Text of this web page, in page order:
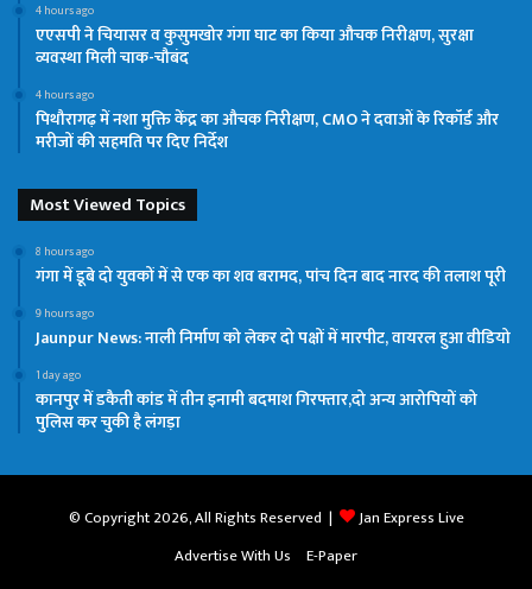
4 hours ago
एएसपी ने चियासर व कुसुमखोर गंगा घाट का किया औचक निरीक्षण, सुरक्षा
व्यवस्था मिली चाक-चौबंद
4 hours ago
पिथौरागढ़ में नशा मुक्ति केंद्र का औचक निरीक्षण, CMO ने दवाओं के रिकॉर्ड और
मरीजों की सहमति पर दिए निर्देश
Most Viewed Topics
8 hours ago
गंगा में डूबे दो युवकों में से एक का शव बरामद, पांच दिन बाद नारद की तलाश पूरी
9 hours ago
Jaunpur News: नाली निर्माण को लेकर दो पक्षों में मारपीट, वायरल हुआ वीडियो
1 day ago
कानपुर में डकैती कांड में तीन इनामी बदमाश गिरफ्तार,दो अन्य आरोपियों को
पुलिस कर चुकी है लंगड़ा
© Copyright 2026, All Rights Reserved |
Jan Express Live
Advertise With Us
E-Paper